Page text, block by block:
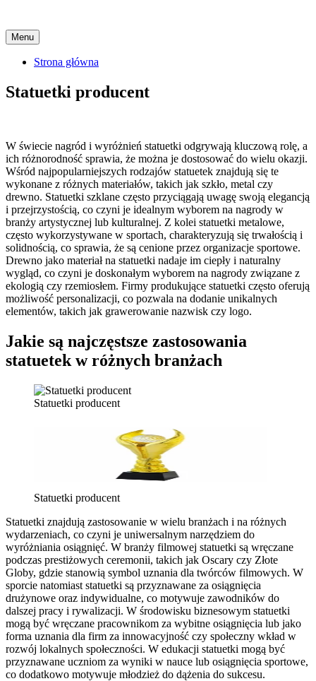
Menu Skip
to
content
Strona główna
Statuetki producent
W świecie nagród i wyróżnień statuetki odgrywają kluczową rolę, a
ich różnorodność sprawia, że można je dostosować do wielu okazji.
Wśród najpopularniejszych rodzajów statuetek znajdują się te
wykonane z różnych materiałów, takich jak szkło, metal czy
drewno. Statuetki szklane często przyciągają uwagę swoją elegancją
i przejrzystością, co czyni je idealnym wyborem na nagrody w
branży artystycznej lub kulturalnej. Z kolei statuetki metalowe,
często wykorzystywane w sportach, charakteryzują się trwałością i
solidnością, co sprawia, że są cenione przez organizacje sportowe.
Drewno jako materiał na statuetki nadaje im ciepły i naturalny
wygląd, co czyni je doskonałym wyborem na nagrody związane z
ekologią czy rzemiosłem. Firmy produkujące statuetki często oferują
możliwość personalizacji, co pozwala na dodanie unikalnych
elementów, takich jak grawerowanie nazwisk czy logo.
Jakie są najczęstsze zastosowania
statuetek w różnych branżach
Statuetki producent
Statuetki producent
Statuetki znajdują zastosowanie w wielu branżach i na różnych
wydarzeniach, co czyni je uniwersalnym narzędziem do
wyróżniania osiągnięć. W branży filmowej statuetki są wręczane
podczas prestiżowych ceremonii, takich jak Oscary czy Złote
Globy, gdzie stanowią symbol uznania dla twórców filmowych. W
sporcie natomiast statuetki są przyznawane za osiągnięcia
drużynowe oraz indywidualne, co motywuje zawodników do
dalszej pracy i rywalizacji. W środowisku biznesowym statuetki
mogą być wręczane pracownikom za wybitne osiągnięcia lub jako
forma uznania dla firm za innowacyjność czy społeczny wkład w
rozwój lokalnych społeczności. W edukacji statuetki mogą być
przyznawane uczniom za wyniki w nauce lub osiągnięcia sportowe,
co dodatkowo motywuje młodzież do dążenia do sukcesu.